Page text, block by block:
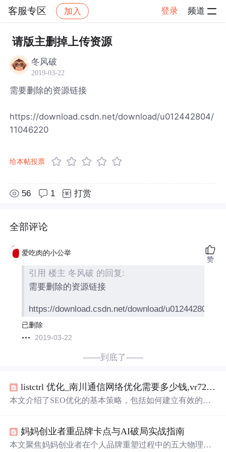
客服专区 加入 登录 频道
社区 客服专区 帖子详情
请版主删掉上传资源
冬风破
2019-03-22
需要删除的资源链接
https://download.csdn.net/download/u012442804/
11046220
给本帖投票
56 1 打赏
全部评论
爱吃肉的小公举
引用 楼主 冬风破 的回复:
需要删除的资源链接
https://download.csdn.net/download/u012442804/
已删除
2019-03-22
赞
——到底了——
listctrl 优化_南川通信网络优化需要多少钱,vr720全景拍摄_信事达科技
本文介绍了SEO优化的基本策略，包括如何建立有效的友
妈妈创业者重品牌卡点与AI破局实战指南
本文聚焦妈妈创业者在个人品牌重塑过程中的五大物理性